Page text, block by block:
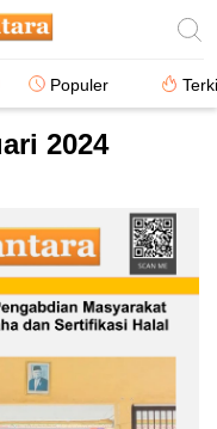
Populer
2024